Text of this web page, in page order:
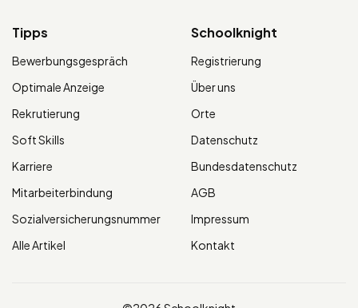
Tipps
Bewerbungsgespräch
Optimale Anzeige
Rekrutierung
Soft Skills
Karriere
Mitarbeiterbindung
Sozialversicherungsnummer
Alle Artikel
Schoolknight
Registrierung
Über uns
Orte
Datenschutz
Bundesdatenschutz
AGB
Impressum
Kontakt